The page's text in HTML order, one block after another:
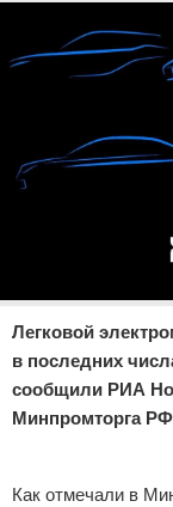
Экономика
Отказ от
Легковой
в последних
сообщили РИА
Минпромторга
Как отмечали в